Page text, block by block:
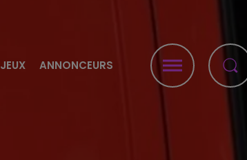
JEUX ANNONCEURS